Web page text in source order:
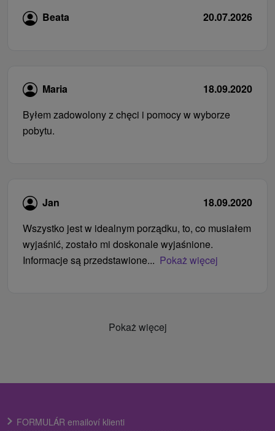
Beata 20.07.2026
Maria
18.09.2020
Byłem zadowolony z chęci i pomocy w wyborze
pobytu.
Jan
18.09.2020
Wszystko jest w idealnym porządku, to, co musiałem
wyjaśnić, zostało mi doskonale wyjaśnione.
Informacje są przedstawione... Pokaż więcej
Pokaż więcej
FORMULÁR emailoví klienti